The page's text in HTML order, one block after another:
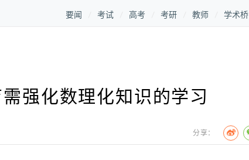
要闻 考试 高考 考研 教师 学术桥
强化数理化知识的学习
分享：